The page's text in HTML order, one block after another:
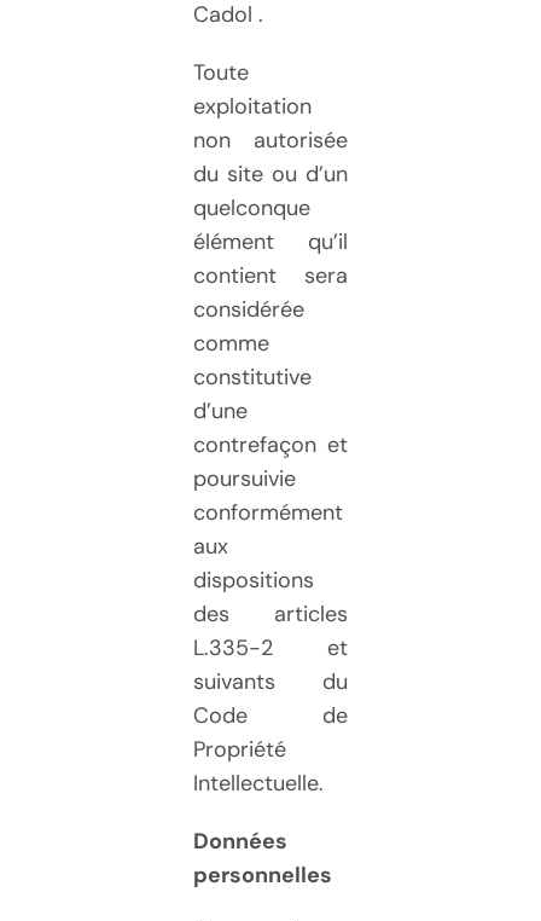
Cadol .
Toute
exploitation
non autorisée
du site ou d’un
quelconque
élément qu’il
contient sera
considérée
comme
constitutive
d’une
contrefaçon et
poursuivie
conformément
aux
dispositions
des articles
L.335-2 et
suivants du
Code de
Propriété
Intellectuelle.
Données
personnelles